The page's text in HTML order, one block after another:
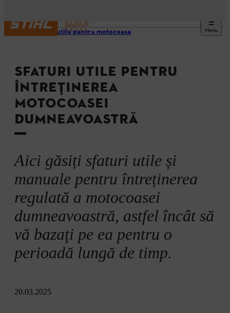
Meniu
Sfaturi utile pentru motocoase
SFATURI UTILE PENTRU
ÎNTREȚINEREA
MOTOCOASEI
DUMNEAVOASTRĂ
Aici găsiți sfaturi utile și
manuale pentru întreținerea
regulată a motocoasei
dumneavoastră, astfel încât să
vă bazaţi pe ea pentru o
perioadă lungă de timp.
20.03.2025